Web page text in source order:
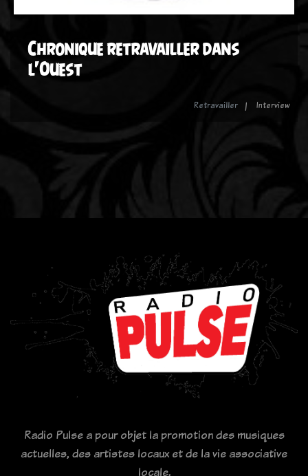
Chronique retravailler dans
l'Ouest
Retravailler Interview
Radio Pulse a pour objet la promotion des musiques
actuelles, des artistes locaux et de la vie associative
locale.